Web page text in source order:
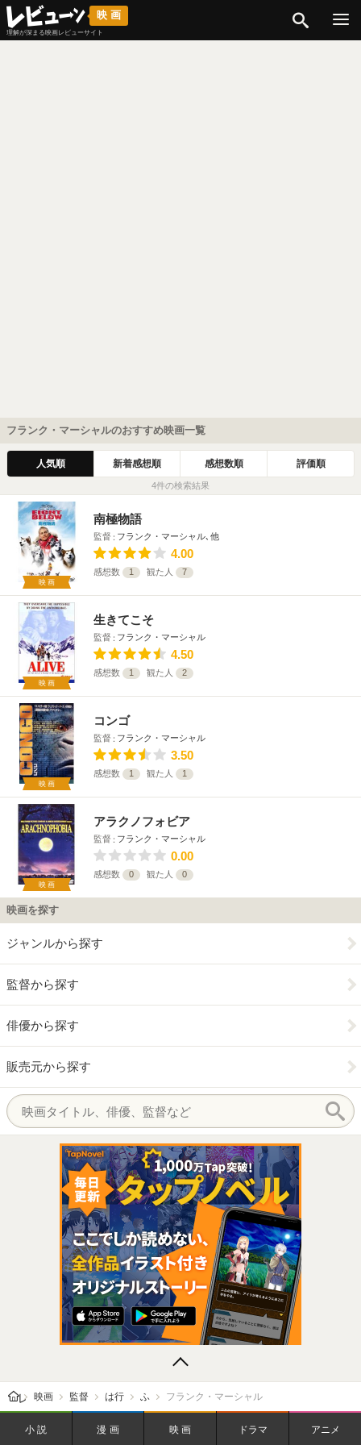
映画
理解が深まる映画レビューサイト
フランク・マーシャルのおすすめ映画一覧
人気順 新着感想順 感想数順 評価順
4件の検索結果
映画
南極物語
監督 フランク・マーシャル､他
4.00
感想数 1 観た人 7
映画
生きてこそ
監督 フランク・マーシャル
4.50
感想数 1 観た人 2
映画
コンゴ
監督 フランク・マーシャル
3.50
感想数 1 観た人 1
映画
アラクノフォビア
監督 フランク・マーシャル
0.00
感想数 0 観た人 0
映画を探す
ジャンルから探す
監督から探す
俳優から探す
販売元から探す
レビューン トップ
映画 監督 は行 ふ フランク・マーシャル
小説 漫画 映画 ドラマ アニメ